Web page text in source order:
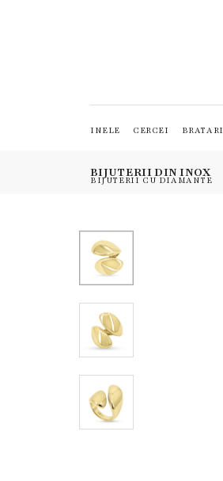
INELE CERCEI BRATARI
BIJUTERII CU DIAMANTE
BIJUTERII DIN INOX